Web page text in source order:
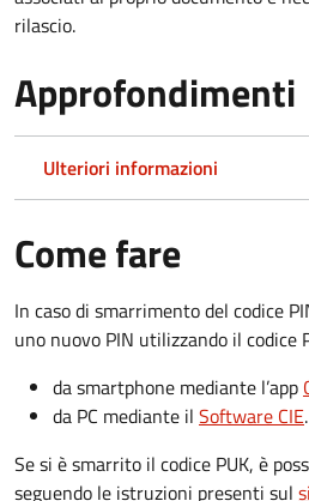
rilascio.
Approfondimenti
Ulteriori informazioni
Come fare
In caso di smarrimento del codice
uno nuovo PIN utilizzando il codice
da smartphone mediante l’app
da PC mediante il Software CIE.
Se si è smarrito il codice PUK, è
seguendo le istruzioni presenti sul